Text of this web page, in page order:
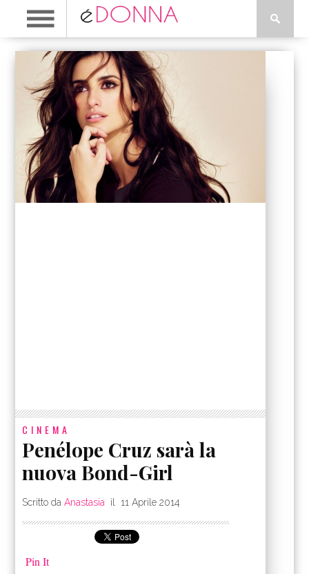
CINEMA
Penélope Cruz sarà la
nuova Bond-Girl
Scritto daAnastasia il11 Aprile 2014
Pin It